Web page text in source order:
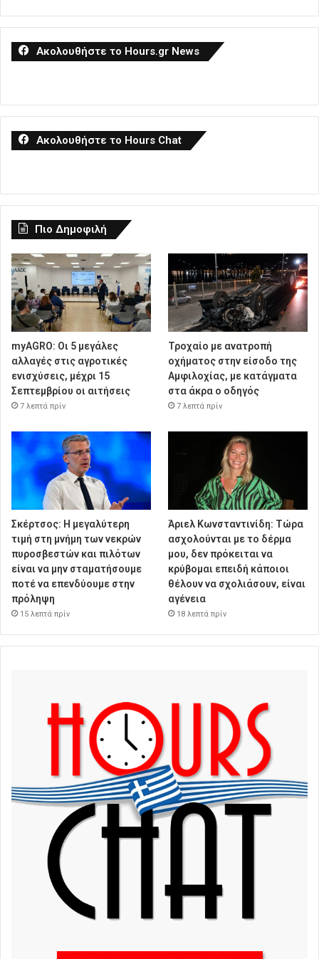
Ακολουθήστε το Hours.gr News
Ακολουθήστε το Hours Chat
Πιο Δημοφιλή
myAGRO: Οι 5 μεγάλες
αλλαγές στις αγροτικές
ενισχύσεις, μέχρι 15
Σεπτεμβρίου οι αιτήσεις
7 λεπτά πρίν
Τροχαίο με ανατροπή
οχήματος στην είσοδο της
Αμφιλοχίας, με κατάγματα
στα άκρα ο οδηγός
7 λεπτά πρίν
Σκέρτσος: Η μεγαλύτερη
τιμή στη μνήμη των νεκρών
πυροσβεστών και πιλότων
είναι να μην σταματήσουμε
ποτέ να επενδύουμε στην
πρόληψη
15 λεπτά πρίν
Άριελ Κωνσταντινίδη: Τώρα
ασχολούνται με το δέρμα
μου, δεν πρόκειται να
κρύβομαι επειδή κάποιοι
θέλουν να σχολιάσουν, είναι
αγένεια
18 λεπτά πρίν